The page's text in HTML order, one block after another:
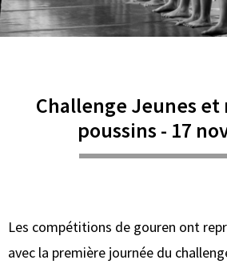
Challenge Jeunes
poussins - 17
Les compétitions de gouren ont
avec la première journée du